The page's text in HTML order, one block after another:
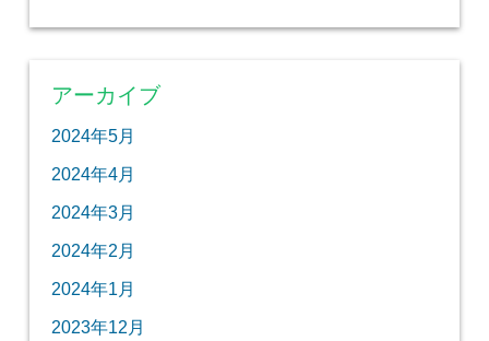
アーカイブ
2024年5月
2024年4月
2024年3月
2024年2月
2024年1月
2023年12月